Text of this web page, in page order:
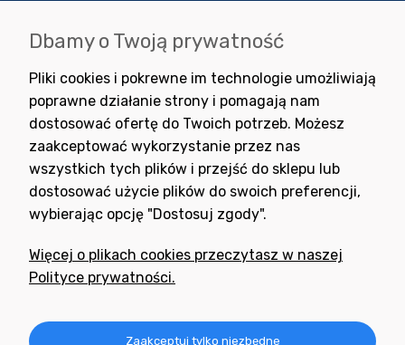
Wyrażam zgodę na otrzymywanie newslettera z inspiracjami,
nowościami i promocjami.
Potrzebujesz pomocy
+48 791 806 804
Informacje
Dbamy o Twoją prywatność
Pliki cookies i pokrewne im technologie umożliwiają
poprawne działanie strony i pomagają nam
dostosować ofertę do Twoich potrzeb. Możesz
zaakceptować wykorzystanie przez nas
wszystkich tych plików i przejść do sklepu lub
dostosować użycie plików do swoich preferencji,
wybierając opcję "Dostosuj zgody".
Więcej o plikach cookies przeczytasz w naszej
Polityce prywatności.
Zaakceptuj tylko niezbędne